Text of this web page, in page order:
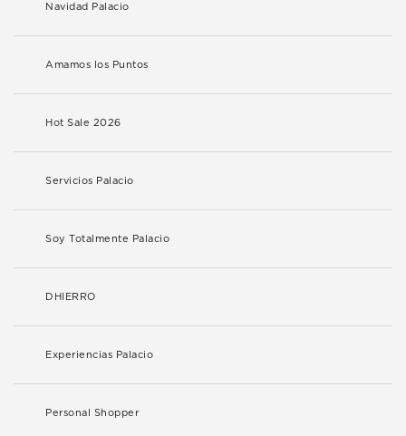
Navidad Palacio
Amamos los Puntos
Hot Sale 2026
Servicios Palacio
Soy Totalmente Palacio
DHIERRO
Experiencias Palacio
Personal Shopper